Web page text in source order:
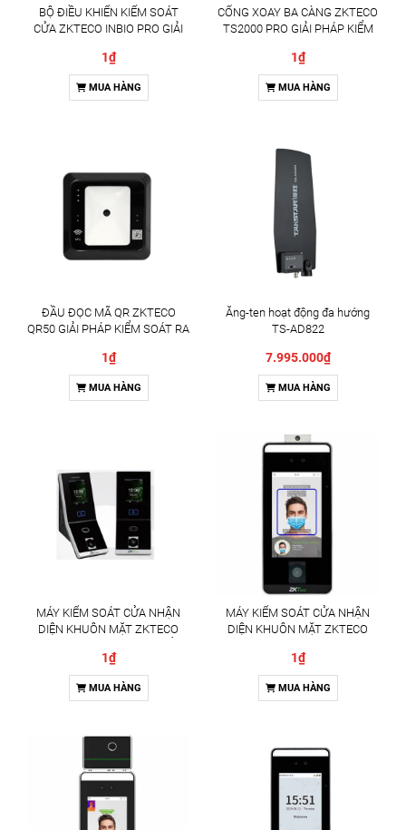
BỘ ĐIỀU KHIỂN KIỂM SOÁT
CỬA ZKTECO INBIO PRO GIẢI
CHUYÊN NGHIỆP
1₫
MUA HÀNG
CỔNG XOAY BA CÀNG ZKTECO
TS2000 PRO GIẢI PHÁP KIỂM
NGHIỆP
1₫
MUA HÀNG
ĐẦU ĐỌC MÃ QR ZKTECO
QR50 GIẢI PHÁP KIỂM SOÁT RA
1₫
MUA HÀNG
Ăng-ten hoạt động đa hướng
TS-AD822
7.995.000₫
MUA HÀNG
MÁY KIỂM SOÁT CỬA NHẬN
DIỆN KHUÔN MẶT ZKTECO
SOÁT RA VÀO ĐA XÁC THỰC
1₫
MUA HÀNG
MÁY KIỂM SOÁT CỬA NHẬN
DIỆN KHUÔN MẶT ZKTECO
PHÁP KIỂM SOÁT RA VÀO TÍCH
HỢP ĐO THÂN NHIỆT
1₫
MUA HÀNG